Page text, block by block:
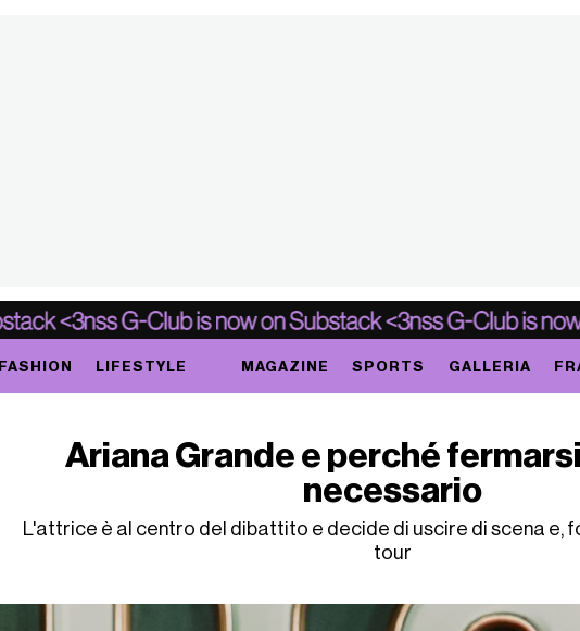
FASHION LIFESTYLE MAGAZINE SPORTS GALLERIA
Ariana Grande e perché
necessario
L'attrice è al centro del dibattito e decide di uscire di scena e,
tour